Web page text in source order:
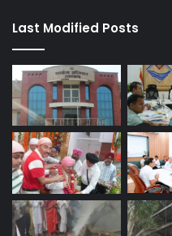
Last Modified Posts